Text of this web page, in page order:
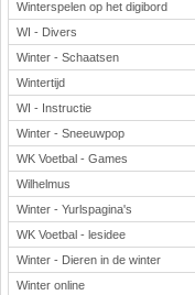
Winterspelen op het digibord
WI - Divers
Winter - Schaatsen
Wintertijd
WI - Instructie
Winter - Sneeuwpop
WK Voetbal - Games
Wilhelmus
Winter - Yurlspagina's
WK Voetbal - lesidee
Winter - Dieren in de winter
Winter online